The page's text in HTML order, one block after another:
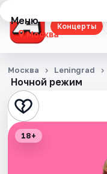
Концерты
Меню
Москва
Концерты
Театр
Стендап
Ночной режим
Москва Leningrad
18+